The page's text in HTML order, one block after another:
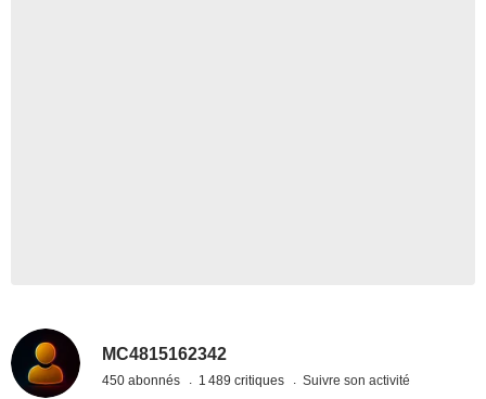
MC4815162342
450 abonnés 1 489 critiques Suivre son activité